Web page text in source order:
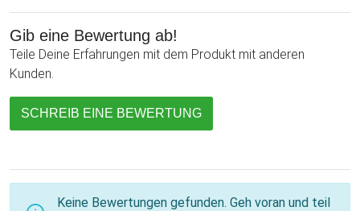
Gib eine Bewertung ab!
Teile Deine Erfahrungen mit dem Produkt mit anderen
Kunden.
SCHREIB EINE BEWERTUNG
Keine Bewertungen gefunden. Geh voran und teil